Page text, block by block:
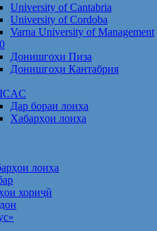
University of Cantabria
University of Cordoba
Varna University of Management
Донишгоҳи Пиза
Донишгоҳи Кантабрия
Дар бораи лоиҳа
Хабарҳои лоиҳа
лоиҳа
хориҷӣ